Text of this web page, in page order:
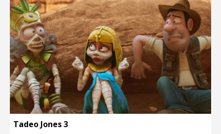
Tadeo Jones 3